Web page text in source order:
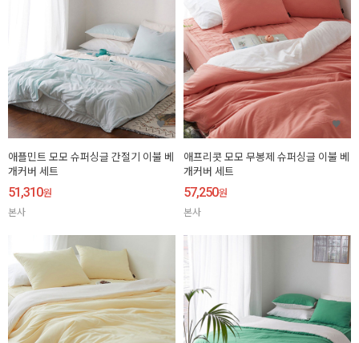
애플민트 모모 슈퍼싱글 간절기 이불 베
개커버 세트
51,310원
본사
애프리콧 모모 무봉제 슈퍼싱글 이불 베
개커버 세트
57,250원
본사